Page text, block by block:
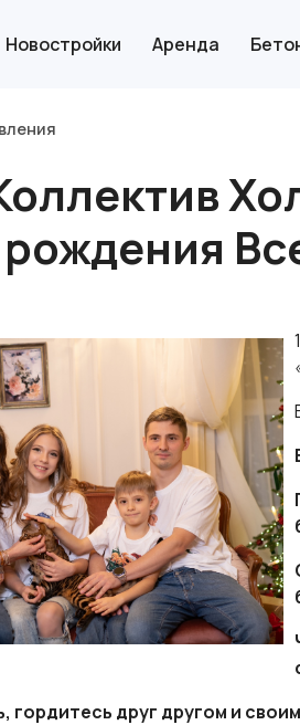
Новостройки Аренда
рождения
гордитесь друг другом и